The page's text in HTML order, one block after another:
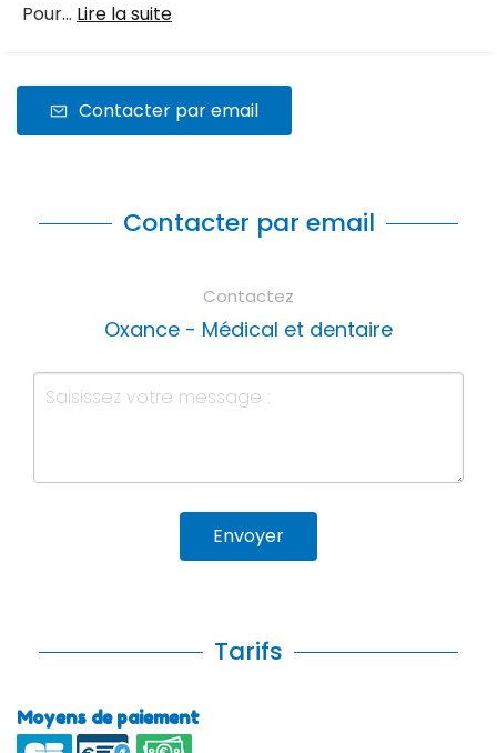
Pour... Lire la suite
Contacter par email
Contacter par email
Contactez
Oxance - Médical et dentaire
Envoyer
Tarifs
Moyens de paiement